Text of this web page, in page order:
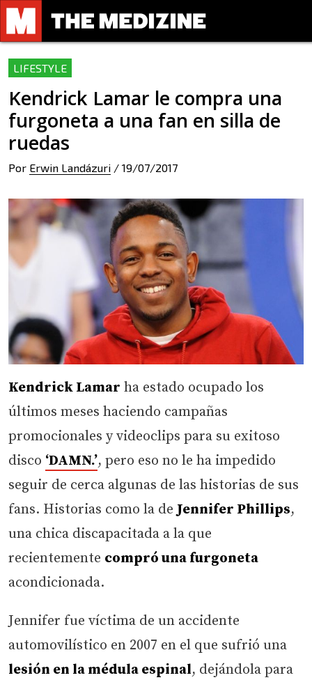
LIFESTYLE
Kendrick Lamar le compra una
furgoneta a una fan en silla de
ruedas
Por Erwin Landázuri / 19/07/2017
Kendrick Lamar ha estado ocupado los
últimos meses haciendo campañas
promocionales y videoclips para su exitoso
disco ‘DAMN.’, pero eso no le ha impedido
seguir de cerca algunas de las historias de sus
fans. Historias como la deJennifer Phillips,
una chica discapacitada a la que
recientemente compró una furgoneta
acondicionada.
Jennifer fue víctima de un accidente
automovilístico en 2007 en el que sufrió una
lesión en la médula espinal, dejándola para